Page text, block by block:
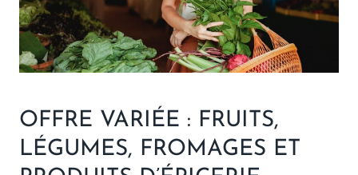
OFFRE VARIÉE : FRUITS,
LÉGUMES, FROMAGES ET